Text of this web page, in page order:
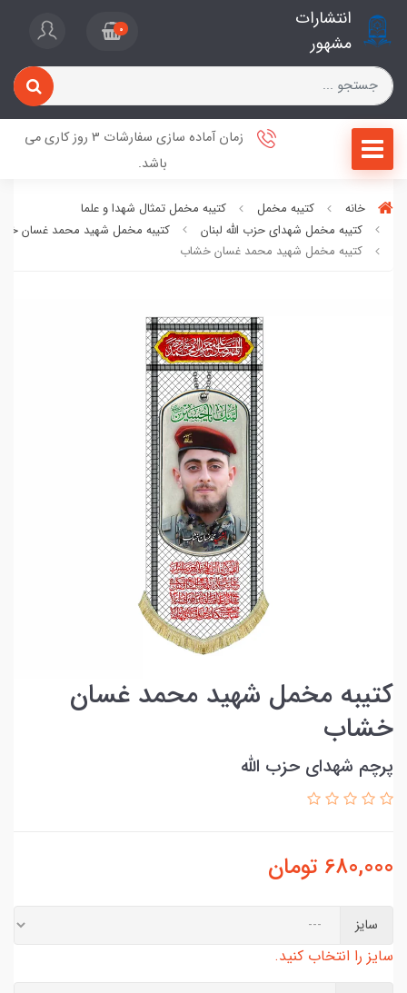
انتشارات
مشهور
0
زمان آماده سازی سفارشات 3 روز کاری می
باشد.
خانه کتیبه مخمل
کتیبه مخمل تمثال شهدا و علما
کتیبه مخمل شهدای حزب الله لبنان
کتیبه مخمل شهید محمد غسان
کتیبه مخمل شهید محمد غسان خشاب
کتیبه مخمل شهید محمد غسان
خشاب
پرچم شهدای حزب الله
680,000 تومان
سایز
سایز را انتخاب کنید.